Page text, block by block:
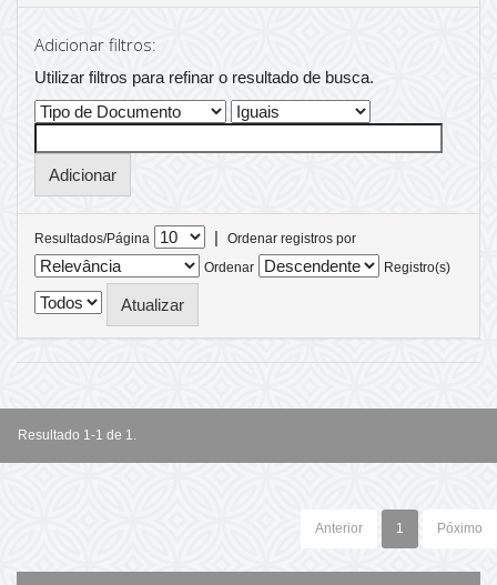
Adicionar filtros:
Utilizar filtros para refinar o resultado de busca.
Resultados/Página |
Ordenar registros por
Ordenar
Registro(s)
Resultado 1-1 de 1.
Anterior 1 Póximo